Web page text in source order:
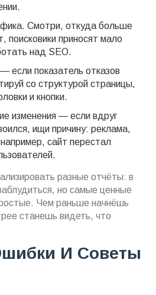
Смотри, откуда больше
поисковики приносят мало
над SEO.
если показатель отказов
со структурой страницы,
и кнопки.
изменения — если вдруг
ищи причину: реклама,
сайт перестал
разные отчёты: в
но самые ценные
Чем раньше начнёшь
станешь видеть, что
И Советы